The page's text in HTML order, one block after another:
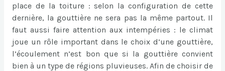
place de la toiture : selon la configuration de cette
dernière, la gouttière ne sera pas la même partout. Il
faut aussi faire attention aux intempéries : le climat
joue un rôle important dans le choix d’une gouttière,
l’écoulement n’est bon que si la gouttière convient
bien à un type de régions pluvieuses. Afin de choisir de